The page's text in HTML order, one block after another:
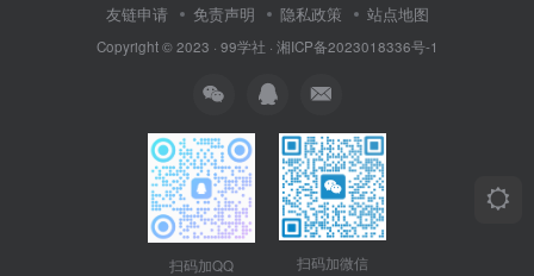
友链申请 免责声明 隐私政策 站点地图
Copyright © 2023 · 99学社 · 湘ICP备2023018336号-1
扫码加QQ 扫码加微信